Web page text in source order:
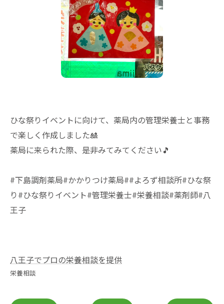
ひな祭りイベントに向けて、薬局内の管理栄養士と事務
で楽しく作成しました🎎
薬局に来られた際、是非みてみてください🎵
#下島調剤薬局#かかりつけ薬局##よろず相談所#ひな祭
り#ひな祭りイベント#管理栄養士#栄養相談#薬剤師#八
王子
八王子でプロの栄養相談を提供
栄養相談